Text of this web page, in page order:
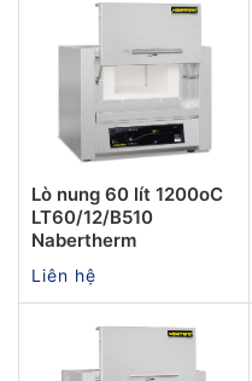
Lò nung 60 lít 1200oC
LT60/12/B510
Nabertherm
Liên hệ